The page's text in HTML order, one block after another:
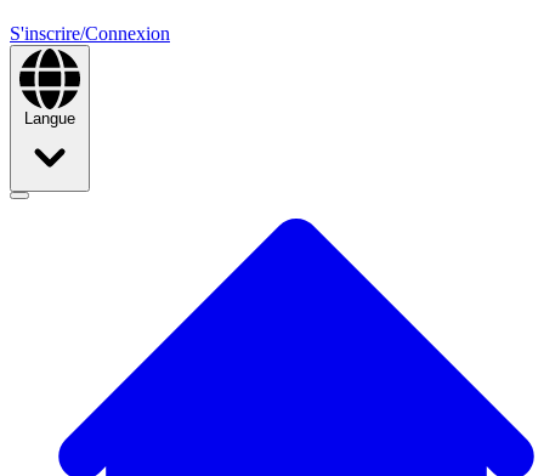
S'inscrire/Connexion
Langue